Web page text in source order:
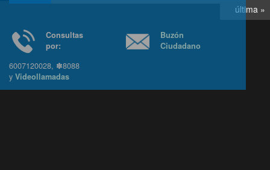
última »
Consultas
6007120028, ✽8088
yVideollamadas
Buzón
Ciudadano